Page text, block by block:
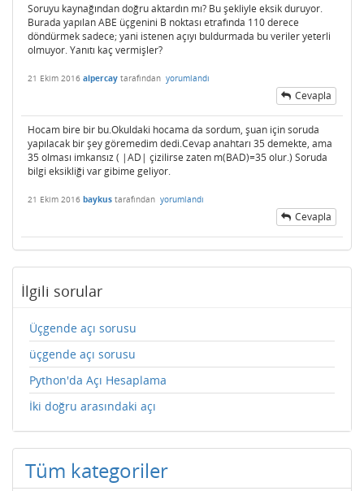
Soruyu kaynağından doğru aktardın mı? Bu şekliyle eksik duruyor.
Burada yapılan ABE üçgenini B noktası etrafında 110 derece
döndürmek sadece; yani istenen açıyı buldurmada bu veriler yeterli
olmuyor. Yanıtı kaç vermişler?
21 Ekim 2016 alpercay tarafından yorumlandı
Cevapla
Hocam bire bir bu.Okuldaki hocama da sordum, şuan için soruda
yapılacak bir şey göremedim dedi.Cevap anahtarı 35 demekte, ama
35 olması imkansız ( |AD| çizilirse zaten m(BAD)=35 olur.) Soruda
bilgi eksikliği var gibime geliyor.
21 Ekim 2016 baykus tarafından yorumlandı
Cevapla
İlgili sorular
Üçgende açı sorusu
üçgende açı sorusu
Python'da Açı Hesaplama
İki doğru arasındaki açı
Tüm kategoriler